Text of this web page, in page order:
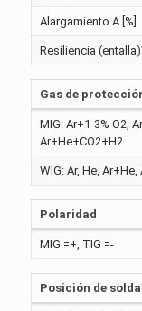
Alargamiento A [%]
Resiliencia
Gas de
MIG: Ar+1-3% O2,
Ar+He+CO2+H2
WIG: Ar, He, Ar+He,
Polaridad
MIG =+, TIG =-
Posición de